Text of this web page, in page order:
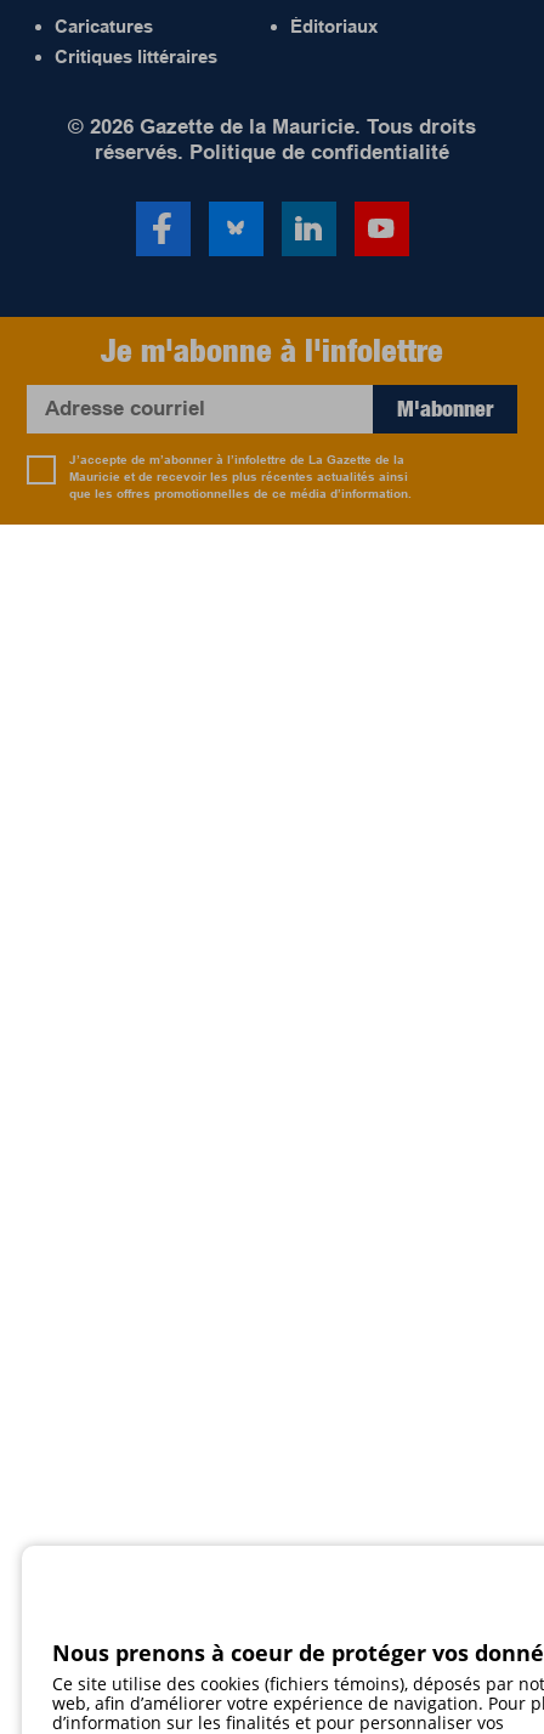
Caricatures
Critiques littéraires
Éditoriaux
© 2026 Gazette de la Mauricie. Tous droits
réservés. Politique de confidentialité
Je m'abonne à l'infolettre
M'abonner
J’accepte de m’abonner à l’infolettre de La Gazette de la
Mauricie et de recevoir les plus récentes actualités ainsi
que les offres promotionnelles de ce média d’information.
Nous prenons à coeur de protéger vos
Ce site utilise des cookies (fichiers témoins), déposés par
web, afin d’améliorer votre expérience de navigation. Pour
d’information sur les finalités et pour personnaliser vos